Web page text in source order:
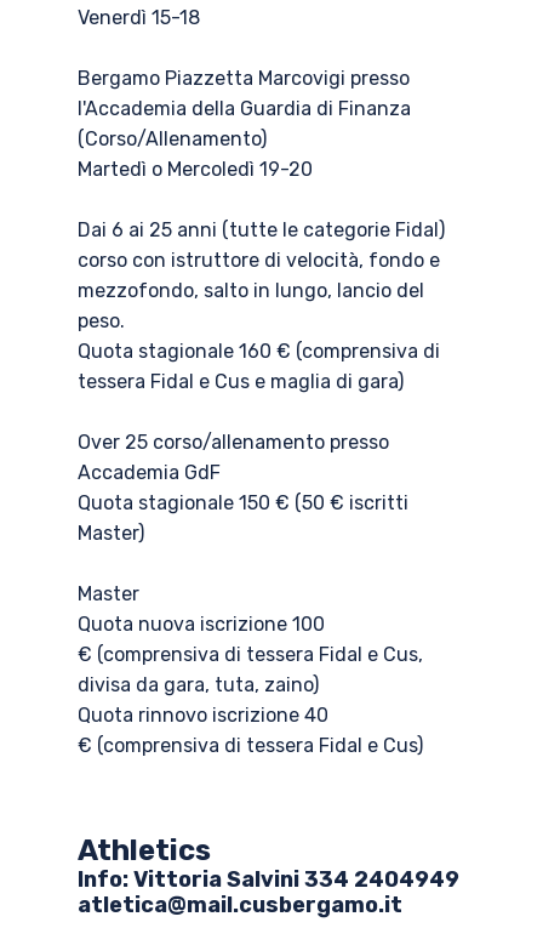
Venerdì 15-18
Bergamo Piazzetta Marcovigi presso
l'Accademia della Guardia di Finanza
(Corso/Allenamento)
Martedì o Mercoledì 19-20
Dai 6 ai 25 anni (tutte le categorie Fidal)
corso con istruttore di velocità, fondo e
mezzofondo, salto in lungo, lancio del
peso.
Quota stagionale 160 € (comprensiva di
tessera Fidal e Cus e maglia di gara)
Over 25 corso/allenamento presso
Accademia GdF
Quota stagionale 150 € (50 € iscritti
Master)
Master
Quota nuova iscrizione 100
€ (comprensiva di tessera Fidal e Cus,
divisa da gara, tuta, zaino)
Quota rinnovo iscrizione 40
€ (comprensiva di tessera Fidal e Cus)
Athletics
Info: ​Vittoria Salvini 334 2404949
atletica@mail.cusbergamo.it